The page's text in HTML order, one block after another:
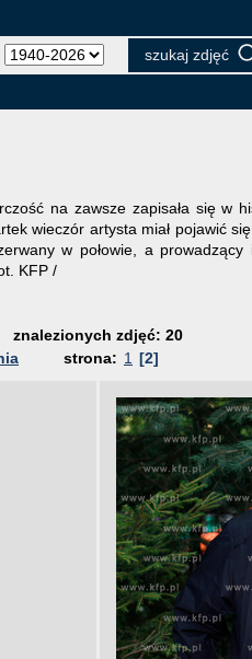
na zawsze zapisała się w
wieczór artysta miał pojawić
w połowie, a
KFP /
znalezionych zdjęć: 20
strona: 1 [2]